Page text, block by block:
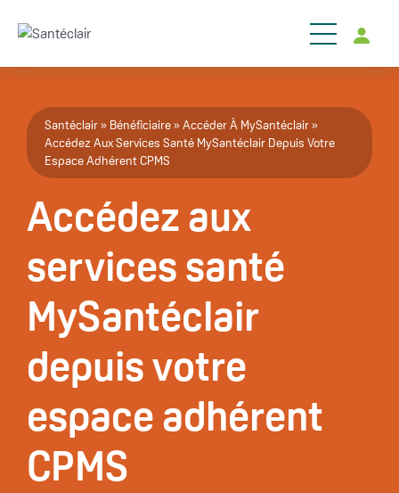
Fil d'Ariane
Santéclair Bénéficiaire
Accéder À MySantéclair
Accédez Aux Services Santé MySantéclair Depuis Votre
Espace Adhérent CPMS
Accédez aux
services santé
MySantéclair
depuis votre
espace adhérent
CPMS